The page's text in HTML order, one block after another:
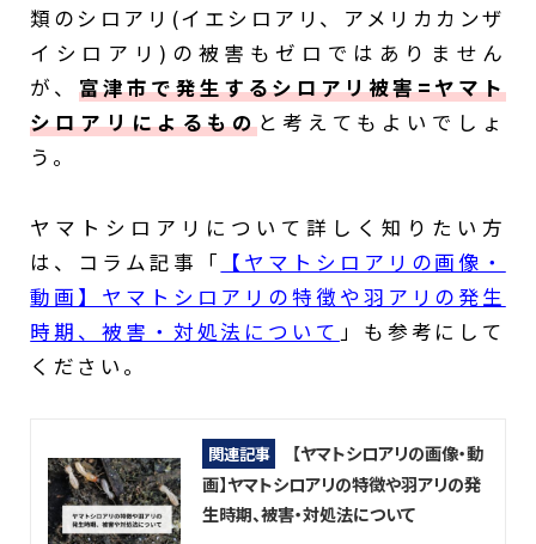
類のシロアリ(イエシロアリ、アメリカカンザ
イシロアリ)の被害もゼロではありません
が、 富津市で発生するシロアリ被害=ヤマト
シロアリによるものと考えてもよいでしょ
う。
ヤマトシロアリについて詳しく知りたい方
は、コラム記事「 【ヤマトシロアリの画像・
動画】ヤマトシロアリの特徴や羽アリの発生
時期、被害・対処法について 」も参考にして
ください。
関連記事
【ヤマトシロアリの画像・動
画】ヤマトシロアリの特徴や羽アリの発
生時期、被害・対処法について